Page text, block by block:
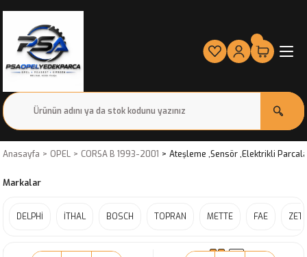
Anasayfa OPEL CORSA B 1993-2001 Ateşleme ,Sensör ,Elektrikli
Markalar
DELPHİ İTHAL BOSCH TOPRAN METTE FAE